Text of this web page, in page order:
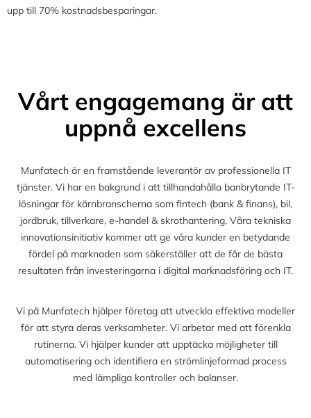
upp till 70% kostnadsbesparingar.
Vårt engagemang är att
uppnå excellens
Munfatech är en framstående leverantör av professionella IT
tjänster. Vi har en bakgrund i att tillhandahålla banbrytande IT-
lösningar för kärnbranscherna som fintech (bank & finans), bil,
jordbruk, tillverkare, e-handel & skrothantering. Våra tekniska
innovationsinitiativ kommer att ge våra kunder en betydande
fördel på marknaden som säkerställer att de får de bästa
resultaten från investeringarna i digital marknadsföring och IT.
Vi på Munfatech hjälper företag att utveckla effektiva modeller
för att styra deras verksamheter. Vi arbetar med att förenkla
rutinerna. Vi hjälper kunder att upptäcka möjligheter till
automatisering och identifiera en strömlinjeformad process
med lämpliga kontroller och balanser.